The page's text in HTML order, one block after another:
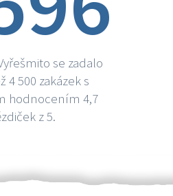
se zadalo
4 500 zakázek s
hodnocením 4,7
z 5.